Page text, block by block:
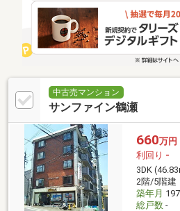
中古売マンション
サンファイン鶴瀬
660万円
利回り -
3DK
2階/5階建
築年月
総戸数-